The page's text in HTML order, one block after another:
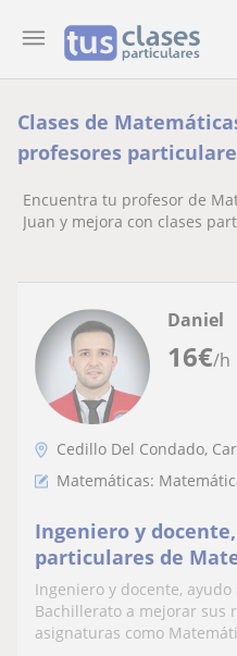
Clases de
profesores
Encuentra tu profesor de
Juan y mejora con clases
16€/h
Daniel
Cedillo Del Condado,
Matemáticas:
Ingeniero y
particulares de
Tecnología o
y Bachillerato
Ingeniero y docente, ayudo
Bachillerato a mejorar sus
asignaturas como